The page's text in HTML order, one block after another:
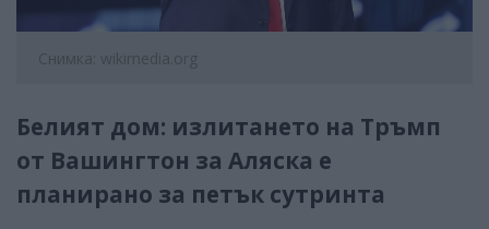
Снимка: wikimedia.org
Белият дом: излитането на Тръмп
от Вашингтон за Аляска е
планирано за петък сутринта